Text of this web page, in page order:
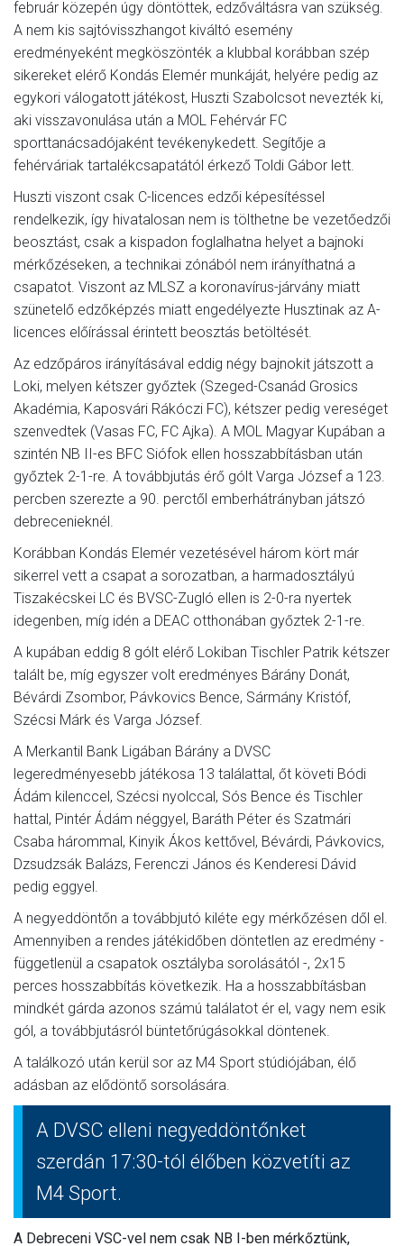
február közepén úgy döntöttek, edzőváltásra van szükség.
A nem kis sajtóvisszhangot kiváltó esemény
eredményeként megköszönték a klubbal korábban szép
sikereket elérő Kondás Elemér munkáját, helyére pedig az
egykori válogatott játékost, Huszti Szabolcsot nevezték ki,
aki visszavonulása után a MOL Fehérvár FC
sporttanácsadójaként tevékenykedett. Segítője a
fehérváriak tartalékcsapatától érkező Toldi Gábor lett.
Huszti viszont csak C-licences edzői képesítéssel
rendelkezik, így hivatalosan nem is tölthetne be vezetőedzői
beosztást, csak a kispadon foglalhatna helyet a bajnoki
mérkőzéseken, a technikai zónából nem irányíthatná a
csapatot. Viszont az MLSZ a koronavírus-járvány miatt
szünetelő edzőképzés miatt engedélyezte Husztinak az A-
licences előírással érintett beosztás betöltését.
Az edzőpáros irányításával eddig négy bajnokit játszott a
Loki, melyen kétszer győztek (Szeged-Csanád Grosics
Akadémia, Kaposvári Rákóczi FC), kétszer pedig vereséget
szenvedtek (Vasas FC, FC Ajka). A MOL Magyar Kupában a
szintén NB II-es BFC Siófok ellen hosszabbításban után
győztek 2-1-re. A továbbjutás érő gólt Varga József a 123.
percben szerezte a 90. perctől emberhátrányban játszó
debrecenieknél.
Korábban Kondás Elemér vezetésével három kört már
sikerrel vett a csapat a sorozatban, a harmadosztályú
Tiszakécskei LC és BVSC-Zugló ellen is 2-0-ra nyertek
idegenben, míg idén a DEAC otthonában győztek 2-1-re.
A kupában eddig 8 gólt elérő Lokiban Tischler Patrik kétszer
talált be, míg egyszer volt eredményes Bárány Donát,
Bévárdi Zsombor, Pávkovics Bence, Sármány Kristóf,
Szécsi Márk és Varga József.
A Merkantil Bank Ligában Bárány a DVSC
legeredményesebb játékosa 13 találattal, őt követi Bódi
Ádám kilenccel, Szécsi nyolccal, Sós Bence és Tischler
hattal, Pintér Ádám néggyel, Baráth Péter és Szatmári
Csaba hárommal, Kinyik Ákos kettővel, Bévárdi, Pávkovics,
Dzsudzsák Balázs, Ferenczi János és Kenderesi Dávid
pedig eggyel.
A negyeddöntőn a továbbjutó kiléte egy mérkőzésen dől el.
Amennyiben a rendes játékidőben döntetlen az eredmény -
függetlenül a csapatok osztályba sorolásától -, 2x15
perces hosszabbítás következik. Ha a hosszabbításban
mindkét gárda azonos számú találatot ér el, vagy nem esik
gól, a továbbjutásról büntetőrúgásokkal döntenek.
A találkozó után kerül sor az M4 Sport stúdiójában, élő
adásban az elődöntő sorsolására.
A DVSC elleni negyeddöntőnket
szerdán 17:30-tól élőben közvetíti az
M4 Sport.
A Debreceni VSC-vel nem csak NB I-ben mérkőztünk,